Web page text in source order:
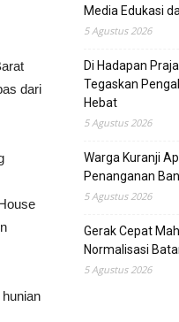
dari
Media Edukasi
5 Agustus 2026
Di Hadapan
Tegaskan
Hebat
5 Agustus 2026
Warga Kuranji
Penanganan
5 Agustus 2026
Gerak Cepat
Normalisasi
5 Agustus 2026